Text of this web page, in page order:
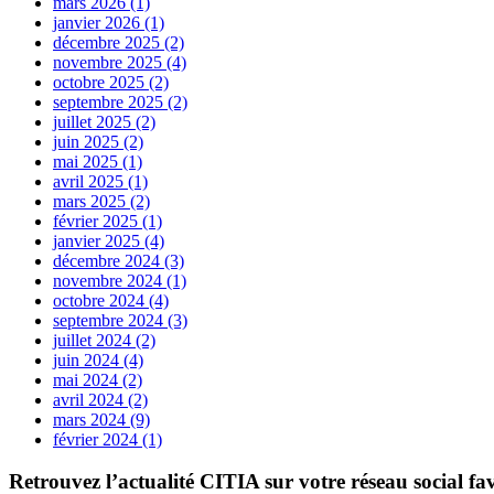
janvier 2026 (1)
décembre 2025 (2)
novembre 2025 (4)
octobre 2025 (2)
septembre 2025 (2)
juillet 2025 (2)
juin 2025 (2)
mai 2025 (1)
avril 2025 (1)
mars 2025 (2)
février 2025 (1)
janvier 2025 (4)
décembre 2024 (3)
novembre 2024 (1)
octobre 2024 (4)
septembre 2024 (3)
juillet 2024 (2)
juin 2024 (4)
mai 2024 (2)
avril 2024 (2)
mars 2024 (9)
février 2024 (1)
Retrouvez l’actualité CITIAsur votre réseau social